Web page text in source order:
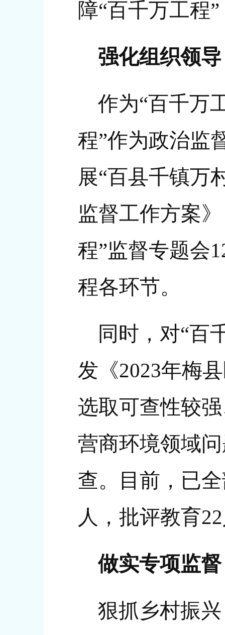
障“百千万工程
强化组织领
作为“百千万
程”作为政治监
展“百县千镇万
监督工作方案
程”监督专题会
程各环节。
同时，对“百
发《2023年梅
选取可查性较
营商环境领域
查。目前，已
人，批评教育
做实专项监
狠抓乡村振